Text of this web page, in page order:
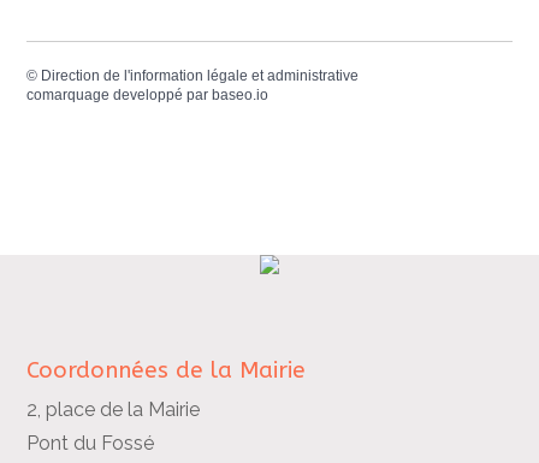
© Direction de l'information légale et administrative
comarquage developpé parbaseo.io
Coordonnées de la Mairie
2, place de la Mairie
Pont du Fossé